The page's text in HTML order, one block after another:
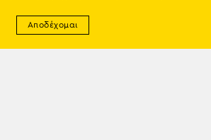
Αποδέχομαι